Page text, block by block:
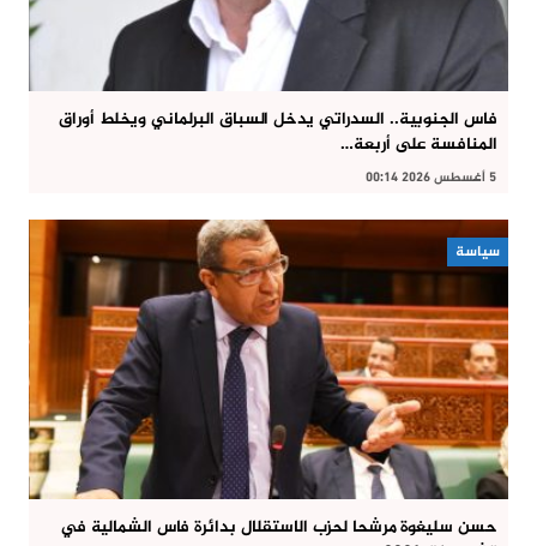
فاس الجنوبية.. السدراتي يدخل السباق البرلماني ويخلط أوراق
المنافسة على أربعة…
5 أغسطس 2026 00:14
سياسة
حسن سليغوة مرشحا لحزب الاستقلال بدائرة فاس الشمالية في